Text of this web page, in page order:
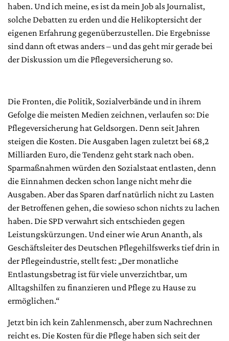
haben. Und ich meine, es ist da mein Job als Journalist,
solche Debatten zu erden und die Helikoptersicht der
eigenen Erfahrung gegenüberzustellen. Die Ergebnisse
sind dann oft etwas anders – und das geht mir gerade bei
der Diskussion um die Pflegeversicherung so.
Die Fronten, die Politik, Sozialverbände und in ihrem
Gefolge die meisten Medien zeichnen, verlaufen so: Die
Pflegeversicherung hat Geldsorgen. Denn seit Jahren
steigen die Kosten. Die Ausgaben lagen zuletzt bei 68,2
Milliarden Euro, die Tendenz geht stark nach oben.
Sparmaßnahmen würden den Sozialstaat entlasten, denn
die Einnahmen decken schon lange nicht mehr die
Ausgaben. Aber das Sparen darf natürlich nicht zu Lasten
der Betroffenen gehen, die sowieso schon nichts zu lachen
haben. Die SPD verwahrt sich entschieden gegen
Leistungskürzungen. Und einer wie Arun Ananth, als
Geschäftsleiter des Deutschen Pflegehilfswerks tief drin in
der Pflegeindustrie, stellt fest: „Der monatliche
Entlastungsbetrag ist für viele unverzichtbar, um
Alltagshilfen zu finanzieren und Pflege zu Hause zu
ermöglichen.“
Jetzt bin ich kein Zahlenmensch, aber zum Nachrechnen
reicht es. Die Kosten für die Pflege haben sich seit der